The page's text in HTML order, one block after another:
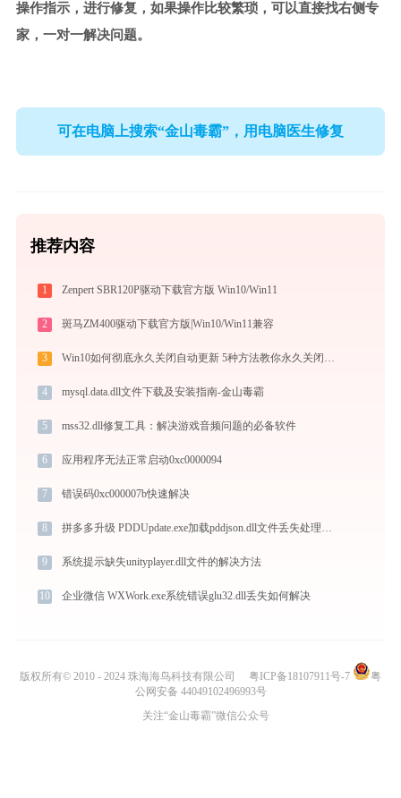
操作指示，进行修复，如果操作比较繁琐，可以直接找右侧专
家，一对一解决问题。
可在电脑上搜索“金山毒霸”，用电脑医生修复
推荐内容
1 Zenpert SBR120P驱动下载官方版 Win10/Win11
2 斑马ZM400驱动下载官方版|Win10/Win11兼容
3 Win10如何彻底永久关闭自动更新 5种方法教你永久关闭win10自动更新
4 mysql.data.dll文件下载及安装指南-金山毒霸
5 mss32.dll修复工具：解决游戏音频问题的必备软件
6 应用程序无法正常启动0xc0000094
7 错误码0xc000007b快速解决
8 拼多多升级 PDDUpdate.exe加载pddjson.dll文件丢失处理办法
9 系统提示缺失unityplayer.dll文件的解决方法
10 企业微信 WXWork.exe系统错误glu32.dll丢失如何解决
版权所有© 2010 - 2024 珠海海鸟科技有限公司 粤ICP备18107911号-7
粤
公网安备 44049102496993号
关注“金山毒霸”微信公众号